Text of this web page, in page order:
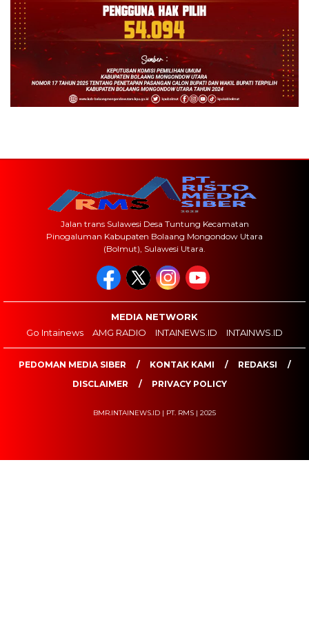
Jalan trans Sulawesi Desa Tuntung Kecamatan
Pinogaluman Kabupaten Bolaang Mongondow Utara
(Bolmut), Sulawesi Utara.
MEDIA NETWORK
Go Intainews
AMG RADIO INTAINEWS.ID INTAINWS.ID
PEDOMAN MEDIA SIBER KONTAK KAMI
REDAKSI
DISCLAIMER
PRIVACY POLICY
BMR.INTAINEWS.ID | PT. RMS | 2025